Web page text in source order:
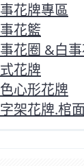
花牌專區
花籃
花圈 &白
花牌
心形花牌
架花牌.棺